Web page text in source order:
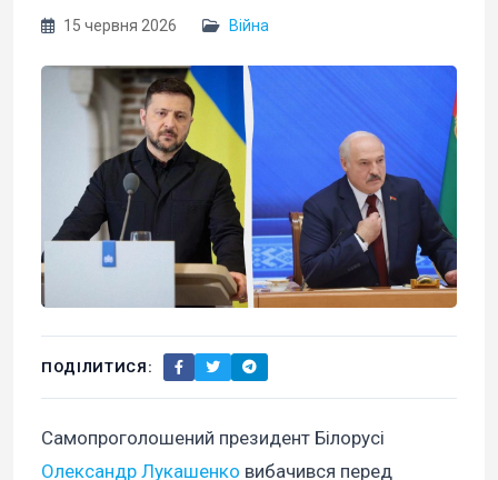
15 червня 2026 Війна
ПОДІЛИТИСЯ:
Самопроголошений президент Білорусі
Олександр Лукашенко вибачився перед